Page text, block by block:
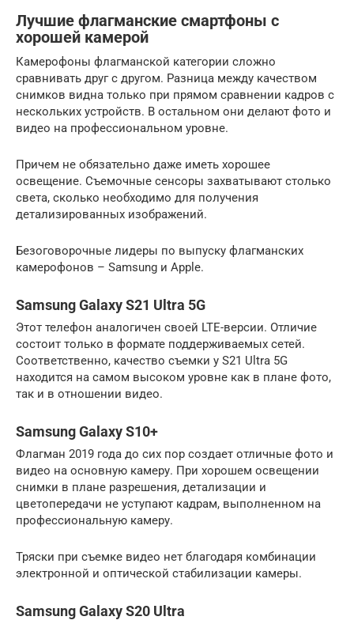
Лучшие флагманские смартфоны с
хорошей камерой
Камерофоны флагманской категории сложно
сравнивать друг с другом. Разница между качеством
снимков видна только при прямом сравнении кадров с
нескольких устройств. В остальном они делают фото и
видео на профессиональном уровне.
Причем не обязательно даже иметь хорошее
освещение. Съемочные сенсоры захватывают столько
света, сколько необходимо для получения
детализированных изображений.
Безоговорочные лидеры по выпуску флагманских
камерофонов – Samsung и Apple.
Samsung Galaxy S21 Ultra 5G
Этот телефон аналогичен своей LTE-версии. Отличие
состоит только в формате поддерживаемых сетей.
Соответственно, качество съемки у S21 Ultra 5G
находится на самом высоком уровне как в плане фото,
так и в отношении видео.
Samsung Galaxy S10+
Флагман 2019 года до сих пор создает отличные фото и
видео на основную камеру. При хорошем освещении
снимки в плане разрешения, детализации и
цветопередачи не уступают кадрам, выполненном на
профессиональную камеру.
Тряски при съемке видео нет благодаря комбинации
электронной и оптической стабилизации камеры.
Samsung Galaxy S20 Ultra